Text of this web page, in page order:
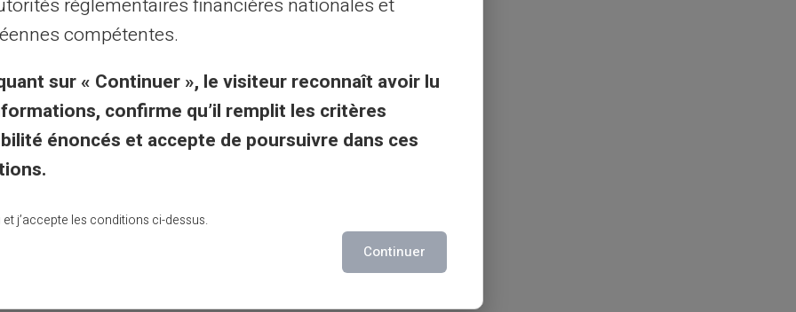
vos dépenses mensuelles et chargez
carte.
pour garder un œil sur chaque
qui correspondent à votre
de transactions pour identifier
réglementaires financières nationales et
compétentes.
sur « Continuer », le visiteur reconnaît avoir lu
confirme qu’il remplit les critères
énoncés et accepte de poursuivre dans ces
et j’accepte les conditions ci-dessus.
Continuer